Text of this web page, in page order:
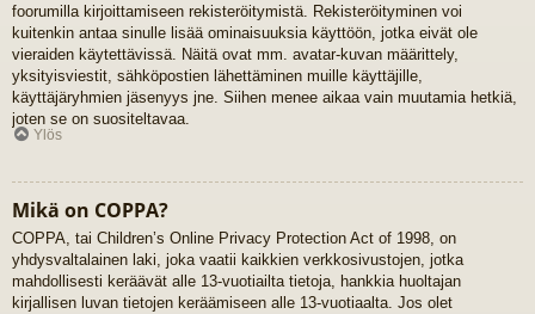
foorumilla kirjoittamiseen rekisteröitymistä. Rekisteröityminen voi
kuitenkin antaa sinulle lisää ominaisuuksia käyttöön, jotka eivät ole
vieraiden käytettävissä. Näitä ovat mm. avatar-kuvan määrittely,
yksityisviestit, sähköpostien lähettäminen muille käyttäjille,
käyttäjäryhmien jäsenyys jne. Siihen menee aikaa vain muutamia hetkiä,
joten se on suositeltavaa.
Ylös
Mikä on COPPA?
COPPA, tai Children’s Online Privacy Protection Act of 1998, on
yhdysvaltalainen laki, joka vaatii kaikkien verkkosivustojen, jotka
mahdollisesti keräävät alle 13-vuotiailta tietoja, hankkia huoltajan
kirjallisen luvan tietojen keräämiseen alle 13-vuotiaalta. Jos olet